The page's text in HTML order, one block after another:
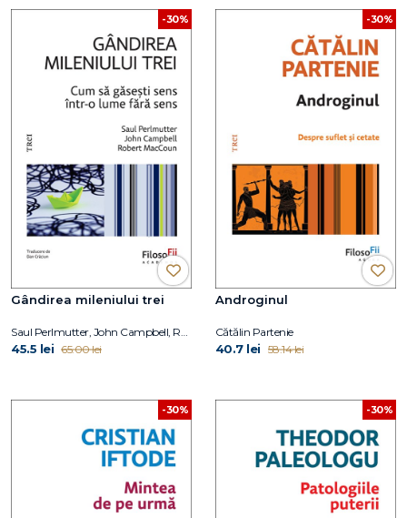
-30%
Gândirea mileniului trei
Saul Perlmutter, John Campbell, Robert MacCoun
45.5 lei 65.00 lei
-30%
Androginul
Cătălin Partenie
40.7 lei 58.14 lei
-30% -30%